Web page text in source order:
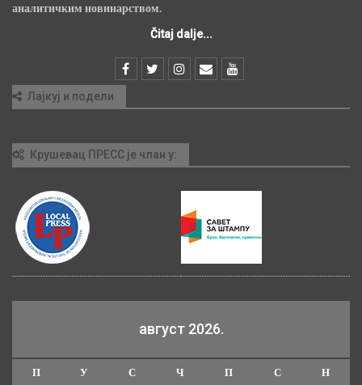
аналитичким новинарством.
Čitaj dalje...
Лајкуј и подели
Крушевац ПРЕСС је члан у:
август 2026.
П У С Ч П С Н